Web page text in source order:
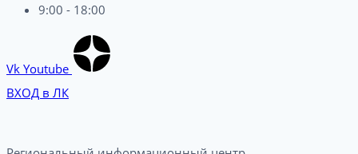
9:00 - 18:00
Vk Youtube
ВХОД в ЛК